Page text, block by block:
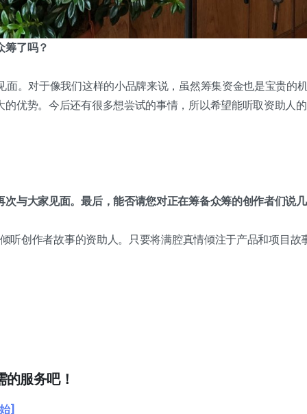
筹了吗？
面。对于像我们这样的小品牌来说，虽然筹集资金也是宝贵的
的优势。今后还有很多想尝试的事情，所以希望能听取资助人
次与大家见面。最后，能否请您对正在筹备众筹的创作者们说
听创作者故事的资助人。只要将满腔真情倾注于产品和项目故
服务吧！
]